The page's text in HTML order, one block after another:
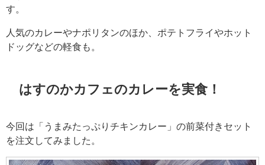
す。
人気のカレーやナポリタンのほか、ポテトフライやホット
ドッグなどの軽食も。
はすのかカフェのカレーを実食！
今回は「うまみたっぷりチキンカレー」の前菜付きセット
を注文してみました。